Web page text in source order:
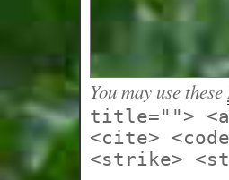
You may use these
title="">
<cite>
<strike>